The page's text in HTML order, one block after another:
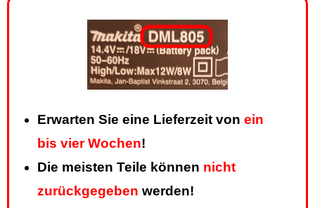
Erwarten Sie eine Lieferzeit von ein
bis vier Wochen!
Die meisten Teile können nicht
zurückgegeben werden!